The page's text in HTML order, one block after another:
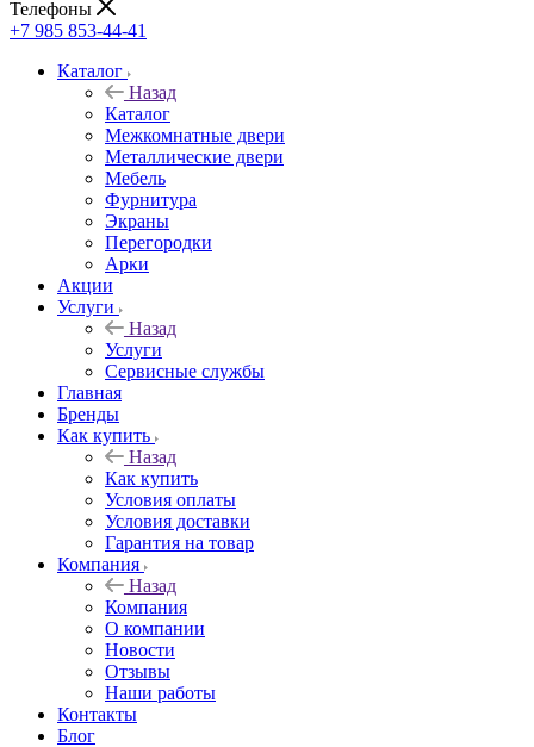
Телефоны
+7 985 853-44-41
Каталог
Назад
Каталог
Межкомнатные двери
Металлические двери
Мебель
Фурнитура
Экраны
Перегородки
Арки
Акции
Услуги
Назад
Услуги
Сервисные службы
Главная
Бренды
Как купить
Назад
Как купить
Условия оплаты
Условия доставки
Гарантия на товар
Компания
Назад
Компания
О компании
Новости
Отзывы
Наши работы
Контакты
Блог